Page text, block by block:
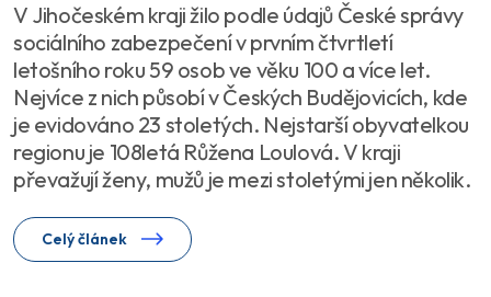
V Jihočeském kraji žilo podle údajů České správy
sociálního zabezpečení v prvním čtvrtletí
letošního roku 59 osob ve věku 100 a více let.
Nejvíce z nich působí v Českých Budějovicích, kde
je evidováno 23 stoletých. Nejstarší obyvatelkou
regionu je 108letá Růžena Loulová. V kraji
převažují ženy, mužů je mezi stoletými jen několik.
Celý článek